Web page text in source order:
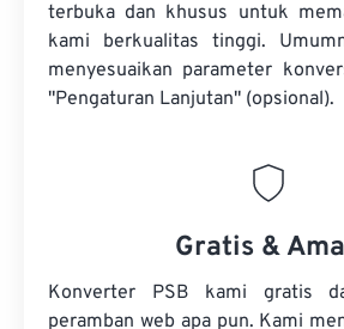
terbuka dan khusus untuk
kami berkualitas tinggi.
menyesuaikan parameter
"Pengaturan Lanjutan" (opsional).
Gratis &
Konverter PSB kami gratis
peramban web apa pun. Kami